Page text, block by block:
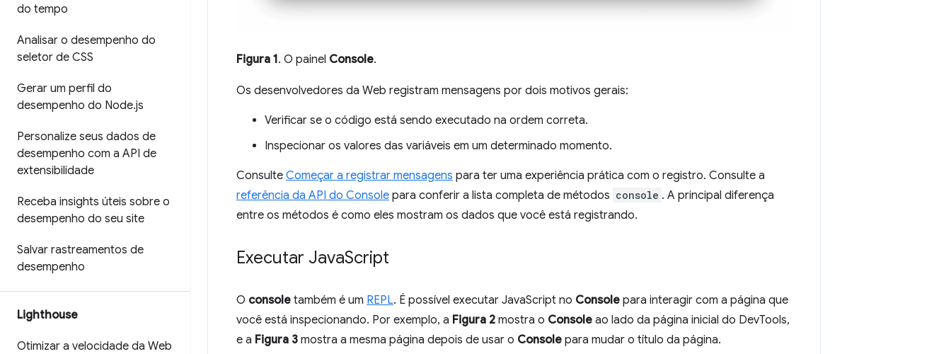
do tempo
Analisar o desempenho do
seletor de CSS
Gerar um perfil do
desempenho do Node.js
Personalize seus dados de
desempenho com a API de
extensibilidade
Receba insights úteis sobre o
desempenho do seu site
Salvar rastreamentos de
desempenho
Lighthouse
Otimizar a velocidade da Web
Figura 1. O painel Console.
Os desenvolvedores da Web registram mensagens por dois motivos gerais:
Verificar se o código está sendo executado na ordem correta.
Inspecionar os valores das variáveis em um determinado momento.
Consulte Começar a registrar mensagens para ter uma experiência prática com o registro. Consulte a
referência da API do Console para conferir a lista completa de métodos console . A principal diferença
entre os métodos é como eles mostram os dados que você está registrando.
Executar JavaScript
O console também é um REPL. É possível executar JavaScript no Console para interagir com a página que
você está inspecionando. Por exemplo, a Figura 2 mostra o Console ao lado da página inicial do DevTools,
e a Figura 3 mostra a mesma página depois de usar o Console para mudar o título da página.